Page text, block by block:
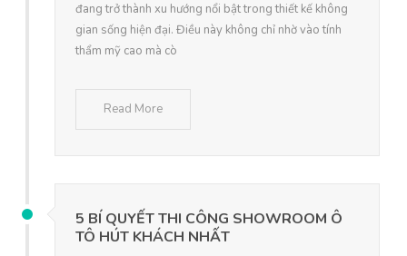
đang trở thành xu hướng nổi bật trong thiết kế không
gian sống hiện đại. Điều này không chỉ nhờ vào tính
thẩm mỹ cao mà cò
Read More
5 BÍ QUYẾT THI CÔNG SHOWROOM Ô
TÔ HÚT KHÁCH NHẤT